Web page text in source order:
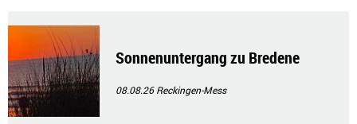
Sonnenuntergang zu Bredene
08.08.26Reckingen-Mess